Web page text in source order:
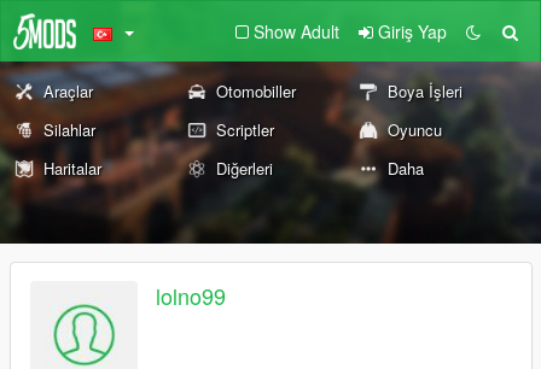
Show Adult Giriş Yap
Araçlar Otomobiller
Boya İşleri
Silahlar
Scriptler
Oyuncu
Haritalar
Diğerleri Daha
lolno99